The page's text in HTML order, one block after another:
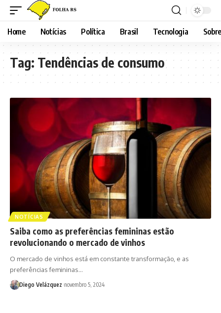
Home Notícias Política Brasil Tecnologia
Tag: Tendências de consumo
NOTÍCIAS
Saiba como as preferências femininas estão
revolucionando o mercado de vinhos
O mercado de vinhos está em constante transformação, e as
preferências femininas…
Diego Velázquez novembro 5, 2024